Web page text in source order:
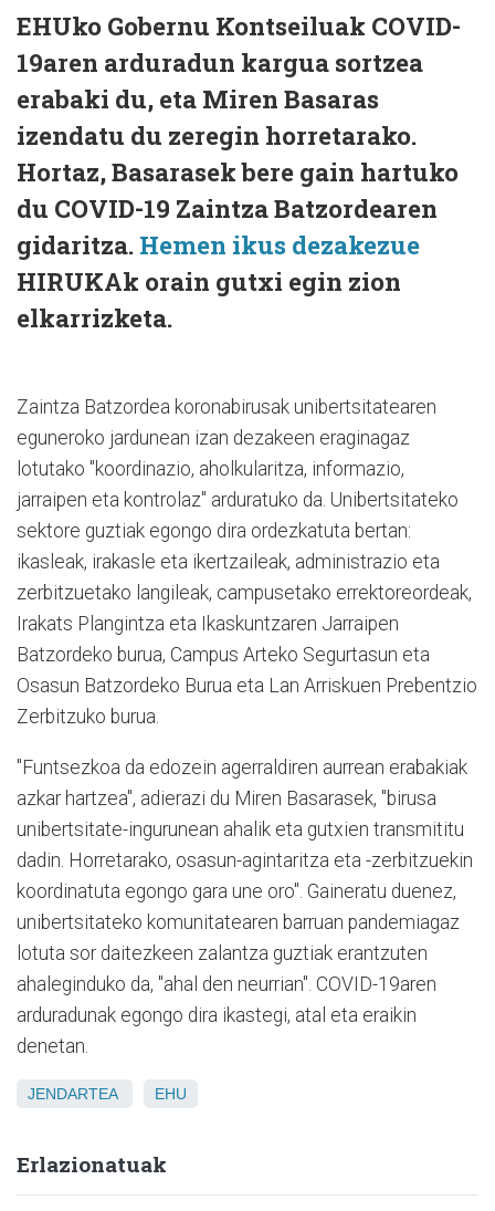
EHUko Gobernu Kontseiluak COVID-
19aren arduradun kargua sortzea
erabaki du, eta Miren Basaras
izendatu du zeregin horretarako.
Hortaz, Basarasek bere gain hartuko
du COVID-19 Zaintza Batzordearen
gidaritza. Hemen ikus dezakezue
HIRUKAk orain gutxi egin zion
elkarrizketa.
Zaintza Batzordea koronabirusak unibertsitatearen
eguneroko jardunean izan dezakeen eraginagaz
lotutako "koordinazio, aholkularitza, informazio,
jarraipen eta kontrolaz" arduratuko da. Unibertsitateko
sektore guztiak egongo dira ordezkatuta bertan:
ikasleak, irakasle eta ikertzaileak, administrazio eta
zerbitzuetako langileak, campusetako errektoreordeak,
Irakats Plangintza eta Ikaskuntzaren Jarraipen
Batzordeko burua, Campus Arteko Segurtasun eta
Osasun Batzordeko Burua eta Lan Arriskuen Prebentzio
Zerbitzuko burua.
"Funtsezkoa da edozein agerraldiren aurrean erabakiak
azkar hartzea", adierazi du Miren Basarasek, "birusa
unibertsitate-ingurunean ahalik eta gutxien transmititu
dadin. Horretarako, osasun-agintaritza eta -zerbitzuekin
koordinatuta egongo gara une oro". Gaineratu duenez,
unibertsitateko komunitatearen barruan pandemiagaz
lotuta sor daitezkeen zalantza guztiak erantzuten
ahaleginduko da, "ahal den neurrian". COVID-19aren
arduradunak egongo dira ikastegi, atal eta eraikin
denetan.
JENDARTEA EHU
Erlazionatuak